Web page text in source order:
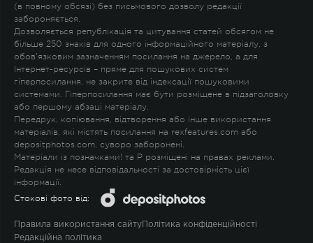
(в повному обсязі) без письмового дозволу редакції
забороняється.
Дозволяється републікація та цитування статей обсягом не
більше 250 знаків для одного інформаційного матеріалу, з
обов'язковим зазначенням посилання на джерело, а для
Інтернет-ресурсів – пряме для пошукових систем
гіперпосилання, не закрите від індексації пошуковими
системами. Гіперпосилання має бути розміщене в підзаголовку
або першому абзаці матеріалу.
Передрук, копіювання, відтворення або інше використання
матеріалів, які містять посилання на rexfeatures.com або
depositphotos.com, суворо заборонені.
Матеріали із позначками! та P розміщені на правах реклами.
Редакція не несе відповідальності за достовірність цієї
інформації.
Стокові фото від:
Правила використання сайту Політика конфіденційності
Редакційна політика